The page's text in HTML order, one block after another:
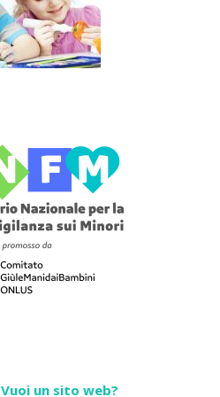
Vuoi un sito web?